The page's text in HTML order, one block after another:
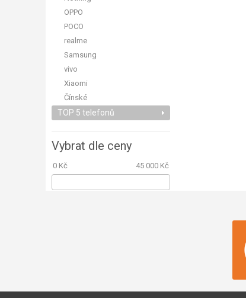
OPPO
POCO
realme
Samsung
vivo
Xiaomi
Čínské
TOP 5 telefonů
Vybrat dle ceny
0 Kč 45 000 Kč